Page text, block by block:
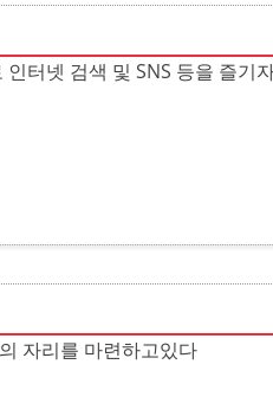
터넷 검색 및 SNS 등을 즐기
자리를 마련하고있다